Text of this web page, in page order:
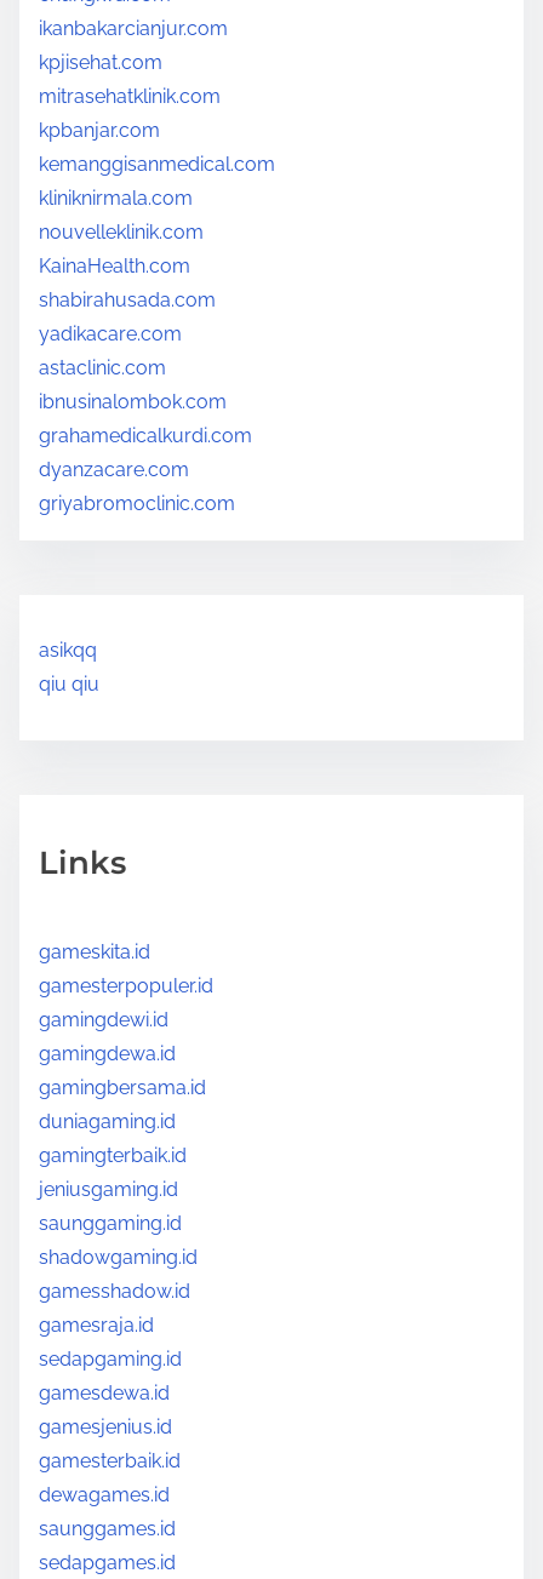
ikanbakarcianjur.com
kpjisehat.com
mitrasehatklinik.com
kpbanjar.com
kemanggisanmedical.com
kliniknirmala.com
nouvelleklinik.com
KainaHealth.com
shabirahusada.com
yadikacare.com
astaclinic.com
ibnusinalombok.com
grahamedicalkurdi.com
dyanzacare.com
griyabromoclinic.com
asikqq
qiu qiu
Links
gameskita.id
gamesterpopuler.id
gamingdewi.id
gamingdewa.id
gamingbersama.id
duniagaming.id
gamingterbaik.id
jeniusgaming.id
saunggaming.id
shadowgaming.id
gamesshadow.id
gamesraja.id
sedapgaming.id
gamesdewa.id
gamesjenius.id
gamesterbaik.id
dewagames.id
saunggames.id
sedapgames.id